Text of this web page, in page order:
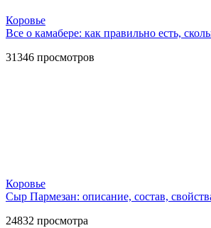
Коровье
Все о камабере: как правильно есть,
31346 просмотров
Коровье
Сыр Пармезан: описание, состав,
24832 просмотра